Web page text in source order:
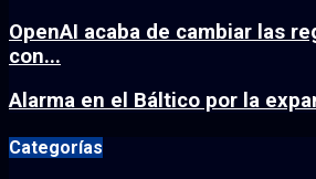
OpenAI acaba de cambiar las
con...
Alarma en el Báltico por la
Categorías